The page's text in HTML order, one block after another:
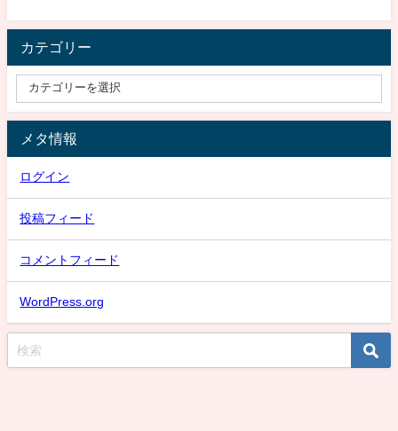
カテゴリー
メタ情報
ログイン
投稿フィード
コメントフィード
WordPress.org